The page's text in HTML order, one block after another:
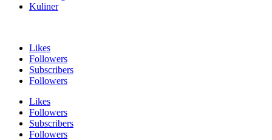
Kuliner
Likes
Followers
Subscribers
Followers
Likes
Followers
Subscribers
Followers